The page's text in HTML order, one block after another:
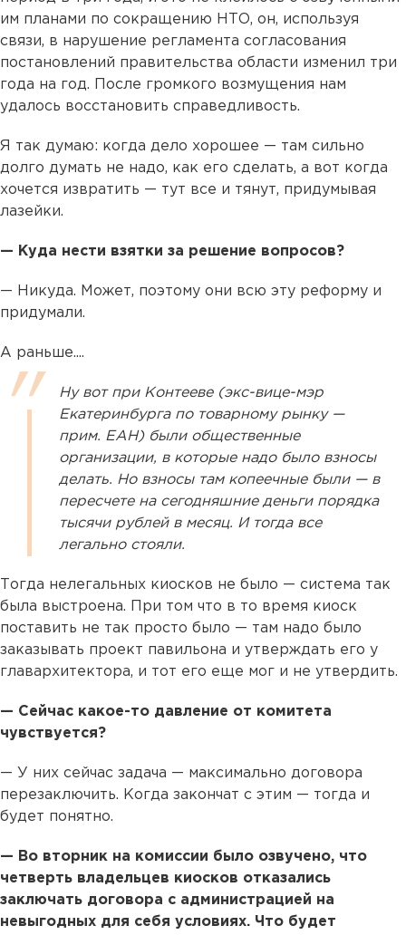
им планами по сокращению НТО, он, используя
связи, в нарушение регламента согласования
постановлений правительства области изменил три
года на год. После громкого возмущения нам
удалось восстановить справедливость.
Я так думаю: когда дело хорошее — там сильно
долго думать не надо, как его сделать, а вот когда
хочется извратить — тут все и тянут, придумывая
лазейки.
— Куда нести взятки за решение вопросов?
— Никуда. Может, поэтому они всю эту реформу и
придумали.
А раньше....
Ну вот при Контееве (экс-вице-мэр
Екатеринбурга по товарному рынку —
прим. ЕАН) были общественные
организации, в которые надо было взносы
делать. Но взносы там копеечные были — в
пересчете на сегодняшние деньги порядка
тысячи рублей в месяц. И тогда все
легально стояли.
Тогда нелегальных киосков не было — система так
была выстроена. При том что в то время киоск
поставить не так просто было — там надо было
заказывать проект павильона и утверждать его у
главархитектора, и тот его еще мог и не утвердить.
— Сейчас какое-то давление от комитета
чувствуется?
— У них сейчас задача — максимально договора
перезаключить. Когда закончат с этим — тогда и
будет понятно.
— Во вторник на комиссии было озвучено, что
четверть владельцев киосков отказались
заключать договора с администрацией на
невыгодных для себя условиях. Что будет